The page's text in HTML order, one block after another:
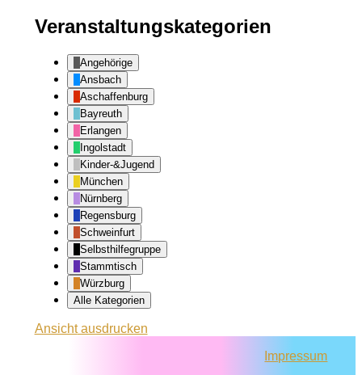
Veranstaltungskategorien
Angehörige
Ansbach
Aschaffenburg
Bayreuth
Erlangen
Ingolstadt
Kinder-&Jugend
München
Nürnberg
Regensburg
Schweinfurt
Selbsthilfegruppe
Stammtisch
Würzburg
Alle Kategorien
Ansichtausdrucken
Impressum